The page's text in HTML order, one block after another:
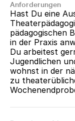
Anforderungen
Hast Du eine
pädagogischen
in der Praxis
Du arbeitest
Jugendlichen
wohnst in der
zu